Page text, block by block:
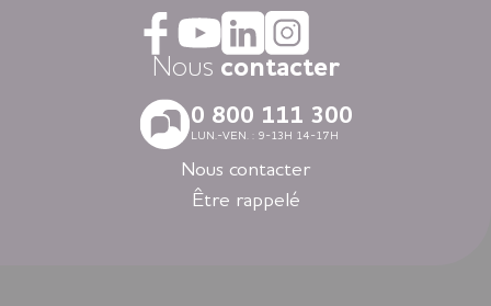
coordination médicale inclues. Faites le choix du confort
avec la restauration, la blanchisserie, l’espace coiffure-beauté
ou l’espace forme et détente à votre disposition dans vos
espaces communs.
Avec nos logements modernes et spécialement adaptés aux
personnes âgées vous vivez en toute autonomie dans des
villes agréables et des environnements soigneusement
sélectionnés en Nouvelle-Aquitaine, en Auvergne-Rhône-
Alpes, en Ile-de-France, en Bretagne et dans les Pays de la
Nous contacter
0 800 111 300
LUN.-VEN. : 9-13H 14-17H
Nous contacter
Être rappelé